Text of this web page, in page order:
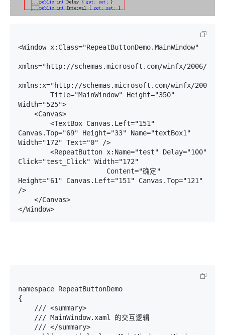
<Window x:Class="RepeatButtonDemo.MainWindow"
xmlns="http://schemas.microsoft.com/winfx/2006/
xmlns:x="http://schemas.microsoft.com/winfx/2006/
Width="525">
Canvas.Top="69" Height="33" Name="textBox1"
Width="172" Text="0" />
Click="test_Click" Width="172"
Height="61" Canvas.Left="151" Canvas.Top="121"
/>
</Window>
namespace RepeatButtonDemo
{